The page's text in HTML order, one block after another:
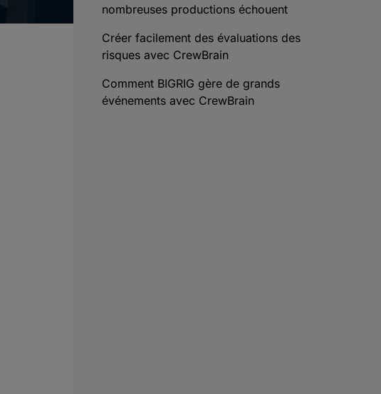
nombreuses productions échouent
Créer facilement des évaluations des
risques avec CrewBrain
Comment BIGRIG gère de grands
événements avec CrewBrain